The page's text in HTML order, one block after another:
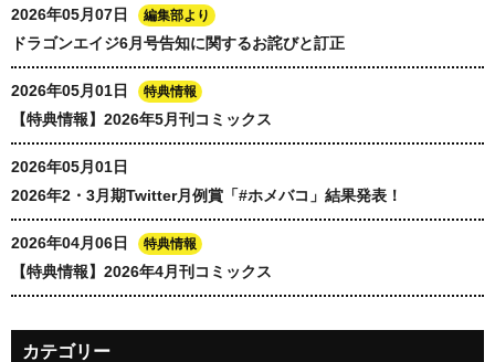
2026年05月07日 編集部より
ドラゴンエイジ6月号告知に関するお詫びと訂正
2026年05月01日 特典情報
【特典情報】2026年5月刊コミックス
2026年05月01日
2026年2・3月期Twitter月例賞「#ホメバコ」結果発表！
2026年04月06日 特典情報
【特典情報】2026年4月刊コミックス
カテゴリー